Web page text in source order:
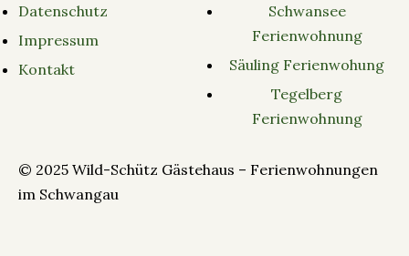
Datenschutz
Impressum
Kontakt
Schwansee
Ferienwohnung
Säuling Ferienwohung
Tegelberg
Ferienwohnung
© 2025 Wild-Schütz Gästehaus – Ferienwohnungen
im Schwangau